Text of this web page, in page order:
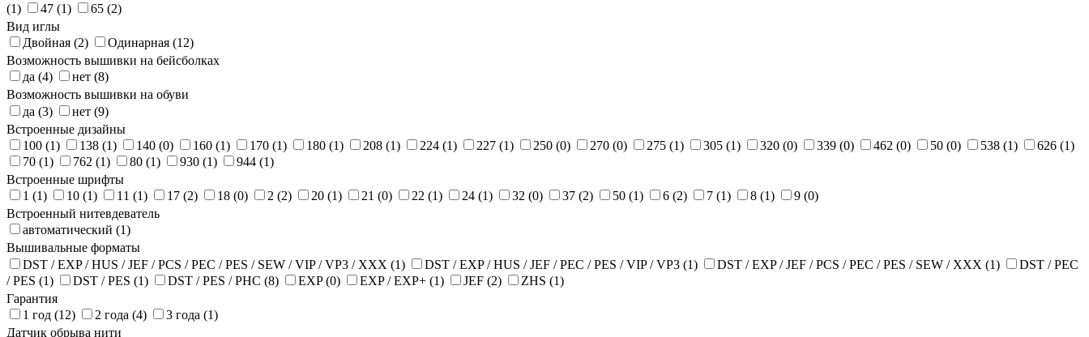
(1)
47 (1)
65 (2)
Вид иглы
Двойная (2)
Одинарная (12)
Возможность вышивки на бейсболках
да (4)
нет (8)
Возможность вышивки на обуви
да (3)
нет (9)
Встроенные дизайны
100 (1)
138 (1) 140 (0) 160 (1) 170 (1) 180 (1) 208 (1) 224 (1) 227 (1) 250 (0) 270 (0) 275 (1) 305 (1) 320 (0) 339 (0) 462 (0) 50 (0) 538 (1)
626 (1)
70 (1)
762 (1) 80 (1) 930 (1)
944 (1)
Встроенные шрифты
1 (1)
10 (1) 11 (1) 17 (2) 18 (0) 2 (2) 20 (1) 21 (0) 22 (1) 24 (1) 32 (0) 37 (2) 50 (1) 6 (2) 7 (1) 8 (1)
9 (0)
Встроенный нитевдеватель
автоматический (1)
Вышивальные форматы
DST / EXP / HUS / JEF / PCS / PEC / PES / SEW / VIP / VP3 / XXX (1)
DST / EXP / HUS / JEF / PEC / PES / VIP / VP3 (1) DST / EXP / JEF / PCS / PEC / PES / SEW / XXX (1)
DST / PEC
/ PES (1)
DST / PES (1) DST / PES / PHC (8) EXP (0) EXP / EXP+ (1) JEF (2)
ZHS (1)
Гарантия
1 год (12)
2 года (4)
3 года (1)
Датчик обрыва нити